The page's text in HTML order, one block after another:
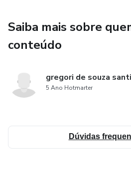
Saiba mais sobre
conteúdo
gregori de souza
5 Ano Hotmarter
Dúvidas